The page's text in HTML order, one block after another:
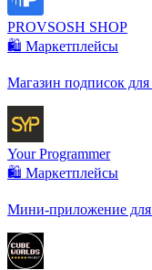
PROVSOSH SHOP
🛍️ Маркетплейсы
Магазин подписок для
Your Programmer
🛍️ Маркетплейсы
Мини-приложение для